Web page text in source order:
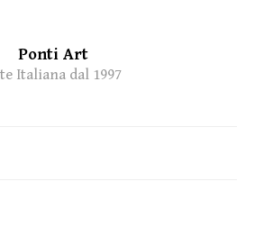
Ponti Art
Italiana dal 1997